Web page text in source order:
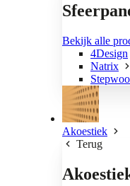
Bekijk alle
4Design
Natrix
Akoestiek
Terug